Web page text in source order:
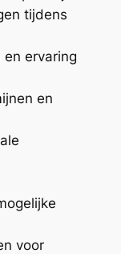
tijdens
ervaring
en
voor